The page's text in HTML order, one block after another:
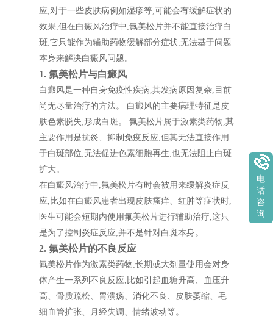
应,对于一些皮肤病例如湿疹等,可能会有缓解症状的
效果,但在白癜风治疗中,氟美松片并不能直接治疗白
斑,它只能作为辅助药物缓解部分症状,无法基于问题
本身来解决白癜风问题。
1. 氟美松片与白癜风
白癜风是一种自身免疫性疾病,其发病原因复杂,目前
尚无尽量治疗的方法。 白癜风的主要病理特征是皮
肤色素脱失,形成白斑。 氟美松片属于激素类药物,其
主要作用是抗炎、抑制免疫反应,但其无法直接作用
于白斑部位,无法促进色素细胞再生,也无法阻止白斑
扩大。
在白癜风治疗中,氟美松片有时会被用来缓解炎症反
应,比如在白癜风患者出现皮肤瘙痒、红肿等症状时,
医生可能会短期内使用氟美松片进行辅助治疗,这只
是为了控制炎症反应,并不是针对白斑本身。
2. 氟美松片的不良反应
氟美松片作为激素类药物,长期或大剂量使用会对身
体产生一系列不良反应,比如引起血糖升高、血压升
高、骨质疏松、胃溃疡、消化不良、皮肤萎缩、毛
细血管扩张、月经失调、情绪波动等。
电
话
咨
询